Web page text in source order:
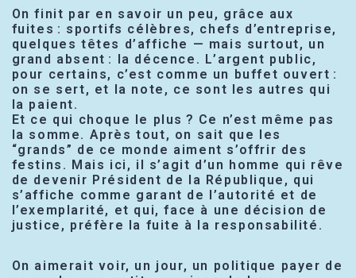
On finit par en savoir un peu, grâce aux
fuites : sportifs célèbres, chefs d’entreprise,
quelques têtes d’affiche — mais surtout, un
grand absent : la décence. L’argent public,
pour certains, c’est comme un buffet ouvert :
on se sert, et la note, ce sont les autres qui
la paient.
Et ce qui choque le plus ? Ce n’est même pas
la somme. Après tout, on sait que les
“grands” de ce monde aiment s’offrir des
festins. Mais ici, il s’agit d’un homme qui rêve
de devenir Président de la République, qui
s’affiche comme garant de l’autorité et de
l’exemplarité, et qui, face à une décision de
justice, préfère la fuite à la responsabilité.
On aimerait voir, un jour, un politique payer de